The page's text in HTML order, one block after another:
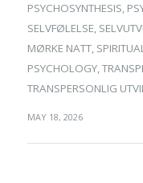
PSYCHOSYNTHESIS,
SELVFØLELSE,
MØRKE NATT,
PSYCHOLOGY,
TRANSPERSONLIG
MAY 18, 2026